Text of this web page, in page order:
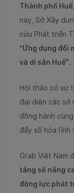
Thành phố
nay, Sở Xây
cứu Phát triển
“Ứng dụng đổi
và di sản Huế”.
Hội thảo có sự
đại diện các sở
đồng hành
đẩy số hóa lĩnh
Grab Việt Nam
tảng số nâng
động lực phát